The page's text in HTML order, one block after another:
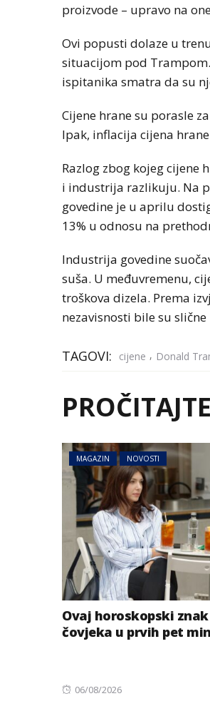
proizvode – upravo na
Ovi popusti dolaze u
situacijom pod Trampom.
ispitanika smatra da su
Cijene hrane su porasle
Ipak, inflacija cijena
Razlog zbog kojeg cijene
i industrija razlikuju. Na
govedine je u aprilu
13% u odnosu na
Industrija govedine
suša. U međuvremenu,
troškova dizela. Prema
nezavisnosti bile su
TAGOVI: cijene , Donald
MAGAZIN NOVOSTI
Ovaj horoskopski
čovjeka u prvih pet
Posted
06/08/2026